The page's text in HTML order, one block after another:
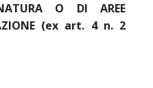
O DI AREE
(ex art. 4 n. 2